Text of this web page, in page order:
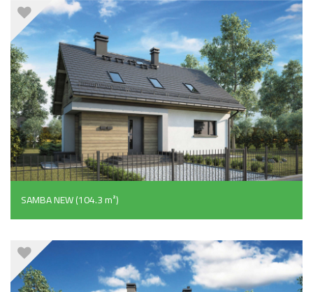
SAMBA NEW (104.3 m²)